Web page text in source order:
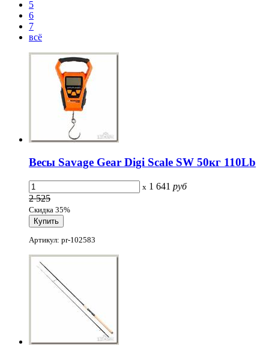
5
6
7
всё
Весы Savage Gear Digi Scale SW 50кг 110Lb
x 1 641 руб
2 525
Скидка 35%
Артикул: pr-102583